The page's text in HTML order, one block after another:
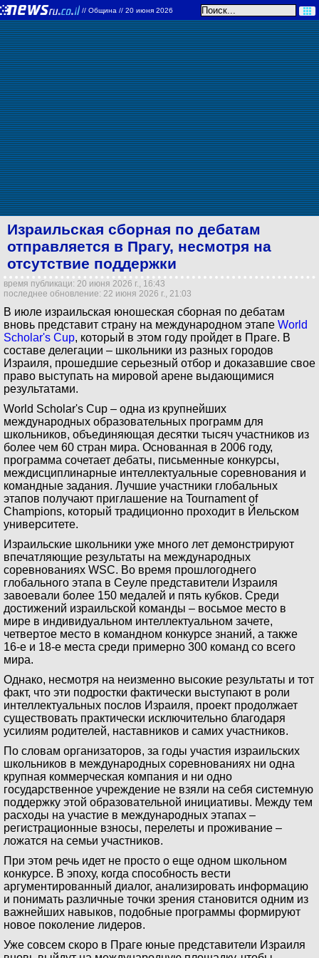
// Община // 20 июня 2026
Израильская сборная по дебатам
отправляется в Прагу, несмотря на
отсутствие поддержки
время публикаци: 20 июня 2026 г., 16:43
последнее обновление: 22 июня 2026 г., 21:03
В июле израильская юношеская сборная по дебатам
вновь представит страну на международном этапе World
Scholar's Cup, который в этом году пройдет в Праге. В
составе делегации – школьники из разных городов
Израиля, прошедшие серьезный отбор и доказавшие свое
право выступать на мировой арене выдающимися
результатами.
World Scholar's Cup – одна из крупнейших
международных образовательных программ для
школьников, объединяющая десятки тысяч участников из
более чем 60 стран мира. Основанная в 2006 году,
программа сочетает дебаты, письменные конкурсы,
междисциплинарные интеллектуальные соревнования и
командные задания. Лучшие участники глобальных
этапов получают приглашение на Tournament of
Champions, который традиционно проходит в Йельском
университете.
Израильские школьники уже много лет демонстрируют
впечатляющие результаты на международных
соревнованиях WSC. Во время прошлогоднего
глобального этапа в Сеуле представители Израиля
завоевали более 150 медалей и пять кубков. Среди
достижений израильской команды – восьмое место в
мире в индивидуальном интеллектуальном зачете,
четвертое место в командном конкурсе знаний, а также
16-е и 18-е места среди примерно 300 команд со всего
мира.
Однако, несмотря на неизменно высокие результаты и тот
факт, что эти подростки фактически выступают в роли
интеллектуальных послов Израиля, проект продолжает
существовать практически исключительно благодаря
усилиям родителей, наставников и самих участников.
По словам организаторов, за годы участия израильских
школьников в международных соревнованиях ни одна
крупная коммерческая компания и ни одно
государственное учреждение не взяли на себя системную
поддержку этой образовательной инициативы. Между тем
расходы на участие в международных этапах –
регистрационные взносы, перелеты и проживание –
ложатся на семьи участников.
При этом речь идет не просто о еще одном школьном
конкурсе. В эпоху, когда способность вести
аргументированный диалог, анализировать информацию
и понимать различные точки зрения становится одним из
важнейших навыков, подобные программы формируют
новое поколение лидеров.
Уже совсем скоро в Праге юные представители Израиля